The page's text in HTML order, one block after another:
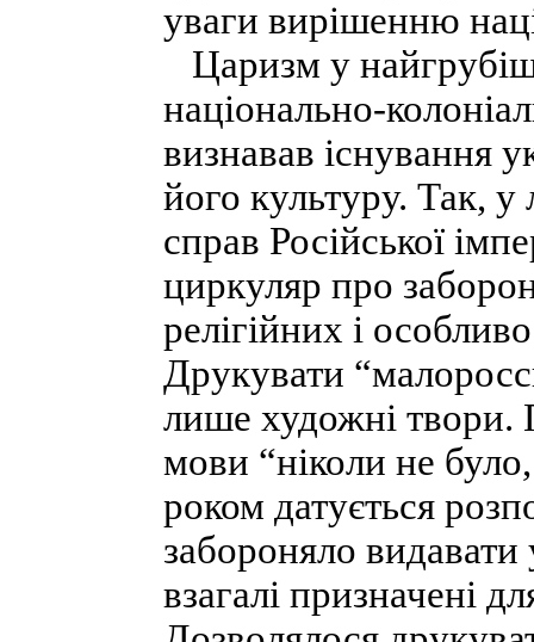
уваги вирішенню
Царизм у
національно-
визнавав існування
його культуру. Так, у
справ Російської
циркуляр про
релігійних і
Друкувати
лише художні твори.
мови “ніколи не
роком датується
забороняло
взагалі призначені